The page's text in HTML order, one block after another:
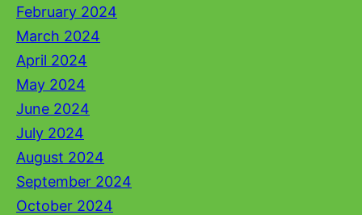
February 2024
March 2024
April 2024
May 2024
June 2024
July 2024
August 2024
September 2024
October 2024